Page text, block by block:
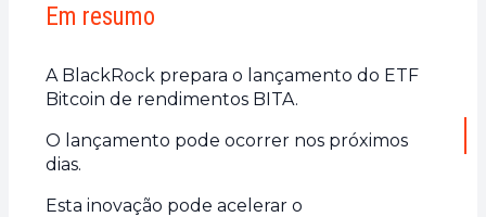
Em resumo
A BlackRock prepara o lançamento do ETF
Bitcoin de rendimentos BITA.
O lançamento pode ocorrer nos próximos
dias.
Esta inovação pode acelerar o